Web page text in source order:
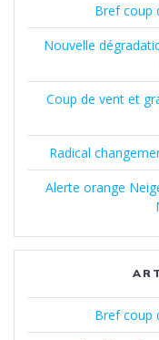
Bref coup
Nouvelle
Coup de vent et
Radical
Alerte orange
Bref coup